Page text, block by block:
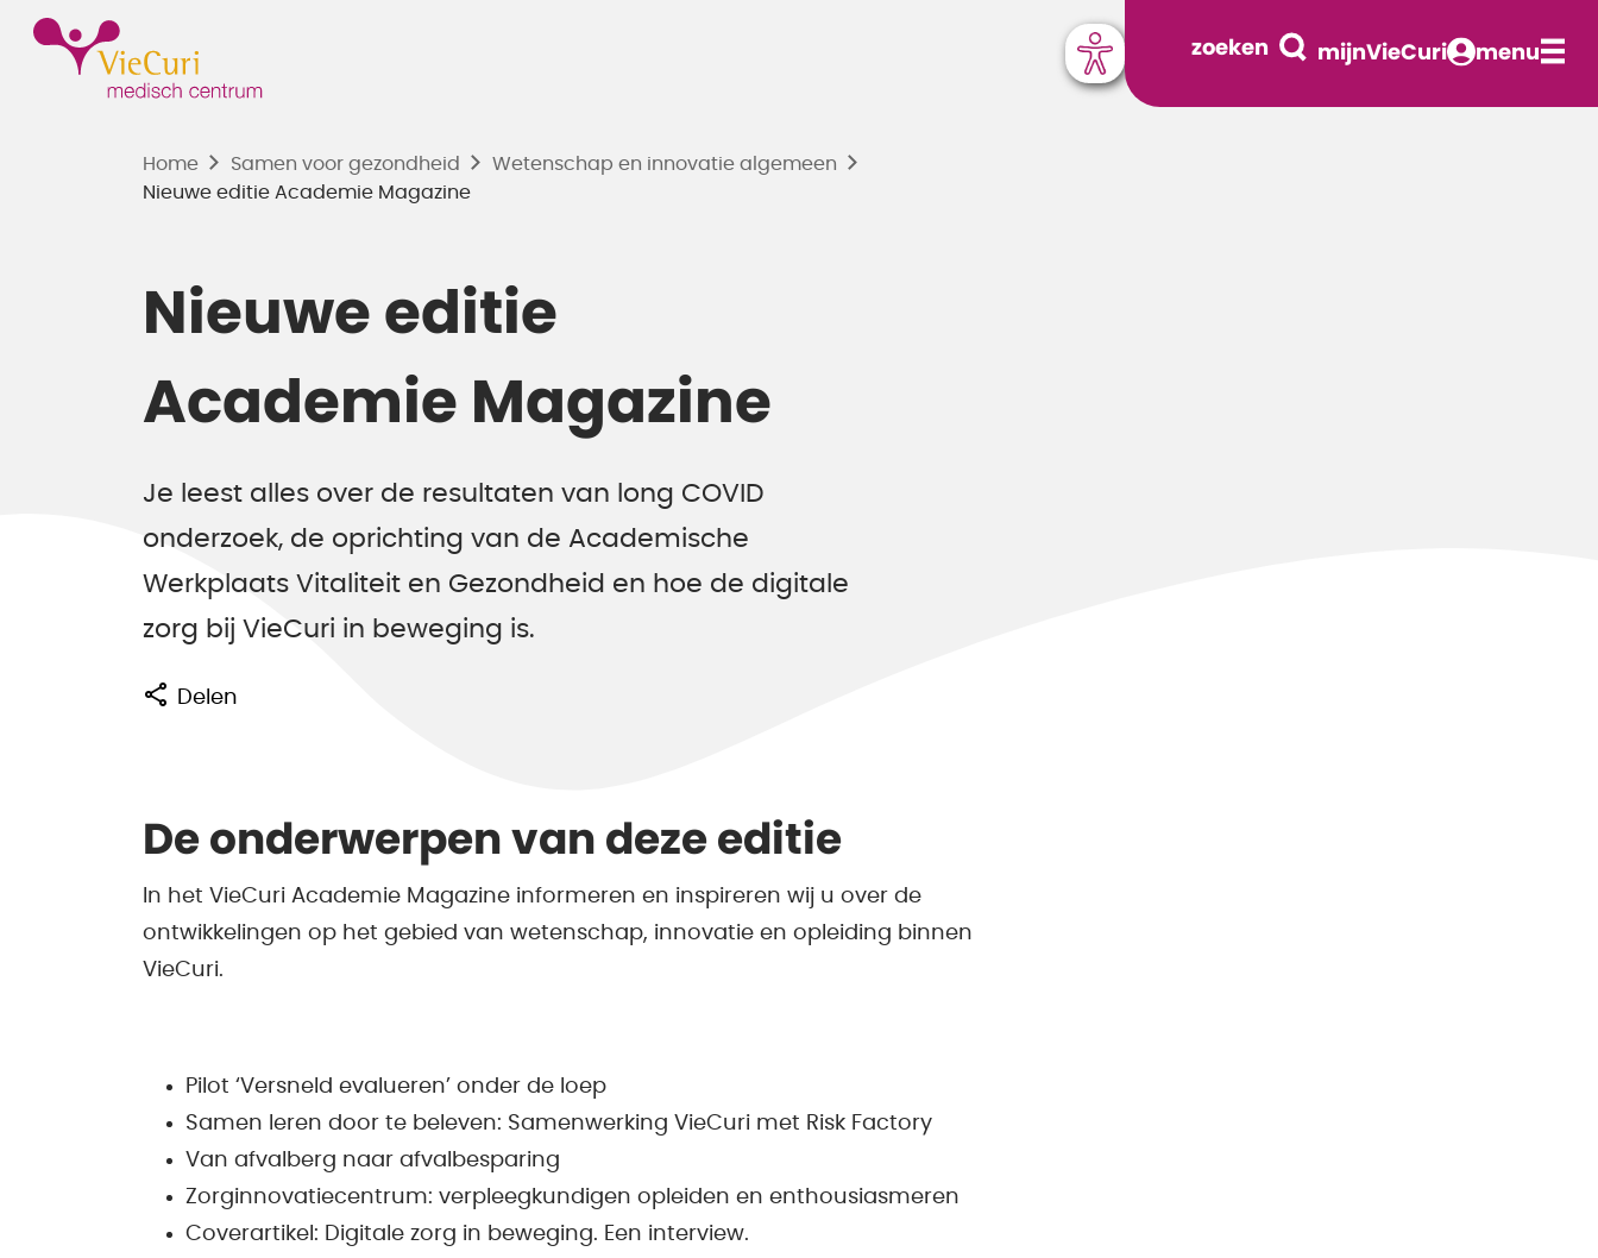
zoeken mijnVieCuri menu
Home Samen voor gezondheid
Wetenschap en innovatie algemeen
Nieuwe editie Academie Magazine
Nieuwe editie
Academie Magazine
Je leest alles over de resultaten van long COVID
onderzoek, de oprichting van de Academische
Werkplaats Vitaliteit en Gezondheid en hoe de digitale
zorg bij VieCuri in beweging is.
Delen
De onderwerpen van deze editie
In het VieCuri Academie Magazine informeren en inspireren wij u over de
ontwikkelingen op het gebied van wetenschap, innovatie en opleiding binnen
VieCuri.
Pilot ‘Versneld evalueren’ onder de loep
Samen leren door te beleven: Samenwerking VieCuri met Risk Factory
Van afvalberg naar afvalbesparing
Zorginnovatiecentrum: verpleegkundigen opleiden en enthousiasmeren
Coverartikel: Digitale zorg in beweging. Een interview.